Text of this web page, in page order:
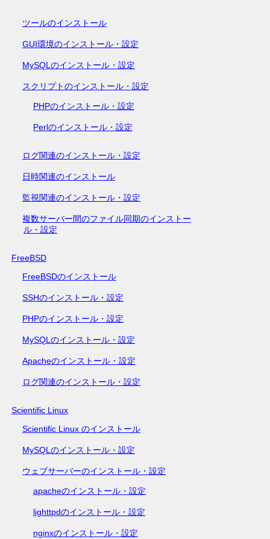
ツールのインストール
GUI環境のインストール・設定
MySQLのインストール・設定
スクリプトのインストール・設定
PHPのインストール・設定
Perlのインストール・設定
ログ関連のインストール・設定
日時関連のインストール
監視関連のインストール・設定
複数サーバー間のファイル同期のインストー
ル・設定
FreeBSD
FreeBSDのインストール
SSHのインストール・設定
PHPのインストール・設定
MySQLのインストール・設定
Apacheのインストール・設定
ログ関連のインストール・設定
Scientific Linux
Scientific Linux のインストール
MySQLのインストール・設定
ウェブサーバーのインストール・設定
apacheのインストール・設定
lighttpdのインストール・設定
nginxのインストール・設定